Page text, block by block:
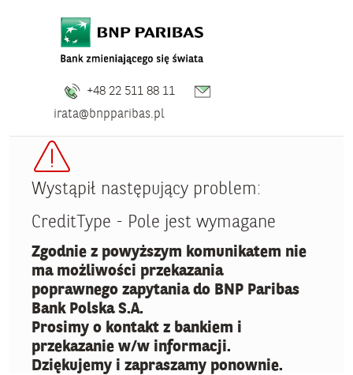
+48 22 511 88 11
irata@bnpparibas.pl
Wystąpił następujący problem:
CreditType - Pole jest wymagane
Zgodnie z powyższym komunikatem nie
ma możliwości przekazania
poprawnego zapytania do BNP Paribas
Bank Polska S.A.
Prosimy o kontakt z bankiem i
przekazanie w/w informacji.
Dziękujemy i zapraszamy ponownie.